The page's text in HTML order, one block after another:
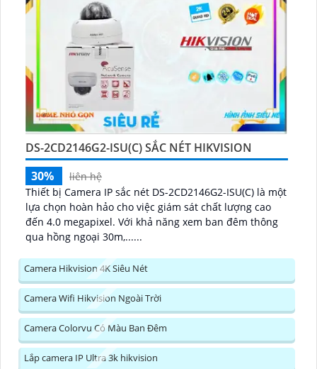
DS-2CD2146G2-ISU(C) SẮC NÉT HIKVISION
30%
liên hệ
Thiết bị Camera IP sắc nét DS-2CD2146G2-ISU(C) là một
lựa chọn hoàn hảo cho việc giám sát chất lượng cao
đến 4.0 megapixel. Với khả năng xem ban đêm thông
qua hồng ngoại 30m,......
Camera Hikvision 4K Siêu Nét
Camera Wifi Hikvision Ngoài Trời
Camera Colorvu Có Màu Ban Đêm
Lắp camera IP Ultra 3k hikvision